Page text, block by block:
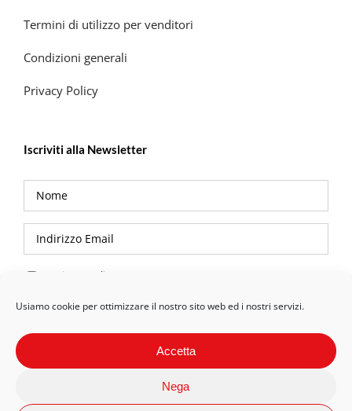
Usiamo cookie per ottimizzare il nostro sito web ed i nostri servizi.
Accetta
Nega
Termini di utilizzo per venditori
Condizioni generali
Privacy Policy
Iscriviti alla Newsletter
Privacy Policy